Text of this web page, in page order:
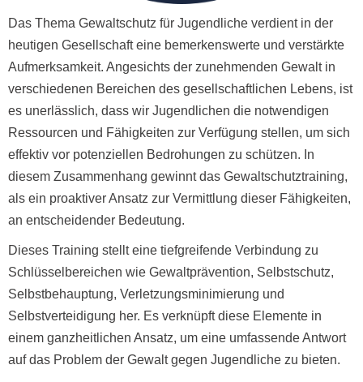
Das Thema Gewaltschutz für Jugendliche verdient in der
heutigen Gesellschaft eine bemerkenswerte und verstärkte
Aufmerksamkeit. Angesichts der zunehmenden Gewalt in
verschiedenen Bereichen des gesellschaftlichen Lebens, ist
es unerlässlich, dass wir Jugendlichen die notwendigen
Ressourcen und Fähigkeiten zur Verfügung stellen, um sich
effektiv vor potenziellen Bedrohungen zu schützen. In
diesem Zusammenhang gewinnt das Gewaltschutztraining,
als ein proaktiver Ansatz zur Vermittlung dieser Fähigkeiten,
an entscheidender Bedeutung.
Dieses Training stellt eine tiefgreifende Verbindung zu
Schlüsselbereichen wie Gewaltprävention, Selbstschutz,
Selbstbehauptung, Verletzungsminimierung und
Selbstverteidigung her. Es verknüpft diese Elemente in
einem ganzheitlichen Ansatz, um eine umfassende Antwort
auf das Problem der Gewalt gegen Jugendliche zu bieten.